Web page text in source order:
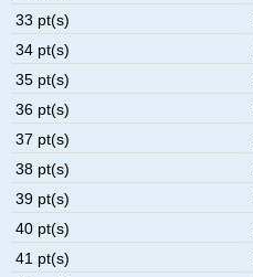
33 pt(s)
34 pt(s)
35 pt(s)
36 pt(s)
37 pt(s)
38 pt(s)
39 pt(s)
40 pt(s)
41 pt(s)